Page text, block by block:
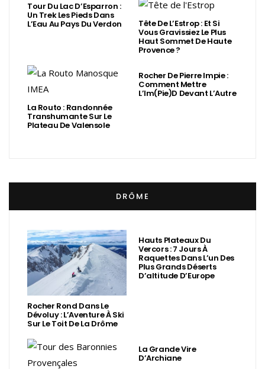
Tour Du Lac D’Esparron :
Un Trek Les Pieds Dans
L’Eau Au Pays Du Verdon Tête De L’Estrop : Et Si
Vous Gravissiez Le Plus
Haut Sommet De Haute
Provence ?
La Routo : Randonnée
Transhumante Sur Le
Plateau De Valensole
Rocher De Pierre Impie :
Comment Mettre
L’Im(Pie)d Devant L’Autre
DRÔME
Rocher Rond Dans Le
Dévoluy : L’Aventure À Ski
Sur Le Toit De La Drôme
Hauts Plateaux Du
Vercors : 7 Jours À
Raquettes Dans L’un Des
Plus Grands Déserts
D’altitude D’Europe
La Grande Vire
D’Archiane